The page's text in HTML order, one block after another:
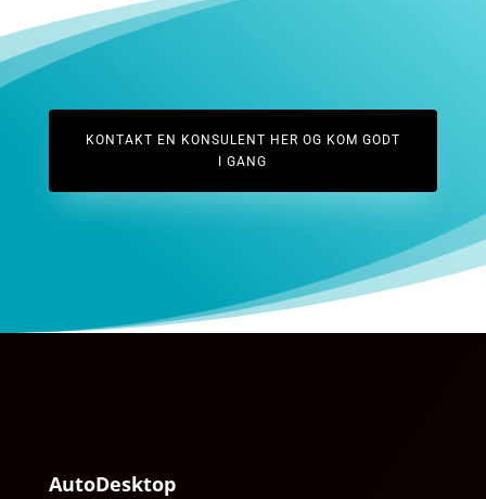
KONTAKT EN KONSULENT HER OG KOM GODT
I GANG
AutoDesktop